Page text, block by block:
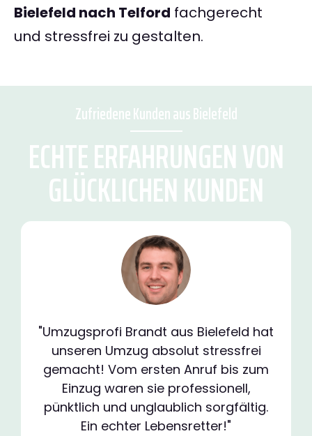
Bielefeld nach Telford fachgerecht
und stressfrei zu gestalten.
Zufriedene Kunden aus Bielefeld
ECHTE ERFAHRUNGEN VON
GLÜCKLICHEN KUNDEN
"Umzugsprofi Brandt aus Bielefeld hat
unseren Umzug absolut stressfrei
gemacht! Vom ersten Anruf bis zum
Einzug waren sie professionell,
pünktlich und unglaublich sorgfältig.
Ein echter Lebensretter!"